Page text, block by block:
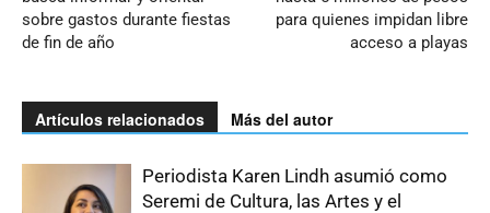
sobre gastos durante fiestas
de fin de año
para quienes impidan libre
acceso a playas
Artículos relacionados Más del autor
Periodista Karen Lindh asumió como
Seremi de Cultura, las Artes y el